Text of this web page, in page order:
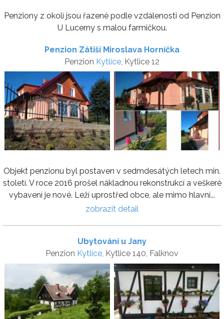
Penziony z okolí jsou řazené podle vzdálenosti od Penzion
U Lucerny s malou farmičkou.
Penzion Zátiší Miroslava Horníčka
Penzion Kytlice, Kytlice 12
Objekt penzionu byl postaven v sedmdesátých letech min.
století. V roce 2016 prošel nákladnou rekonstrukcí a veškeré
vybavení je nové. Leží uprostřed obce, ale mimo hlavní...
zobrazit detail
Ubytování u Jany
Penzion Kytlice, Kytlice 140, Falknov